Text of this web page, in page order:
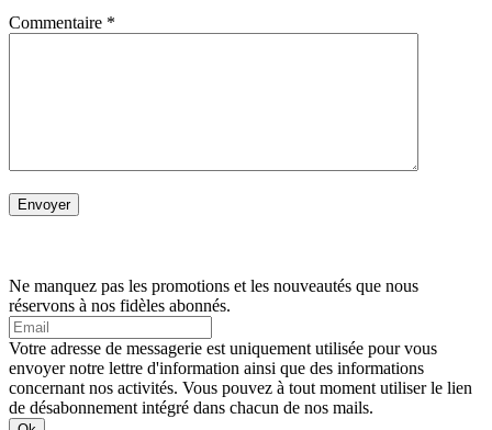
Commentaire *
Ne manquez pas les promotions et les nouveautés que nous
réservons à nos fidèles abonnés.
Votre adresse de messagerie est uniquement utilisée pour vous
envoyer notre lettre d'information ainsi que des informations
concernant nos activités. Vous pouvez à tout moment utiliser le lien
de désabonnement intégré dans chacun de nos mails.